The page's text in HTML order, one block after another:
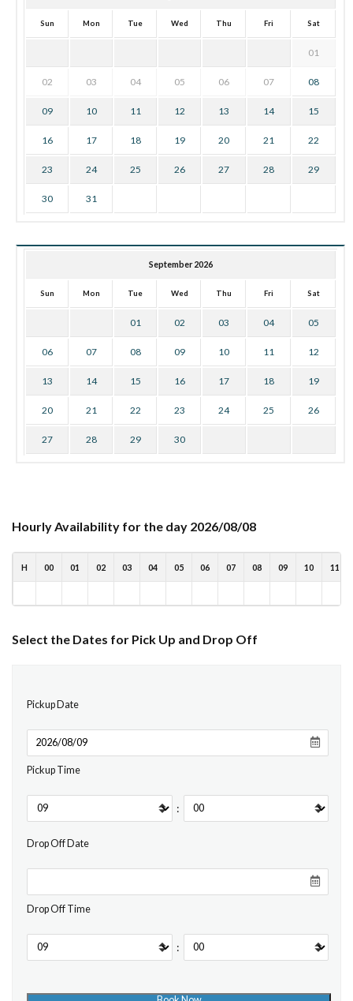
Sun Mon Tue Wed Thu Fri Sat
01
02 03 04 05 06 07 08
09 10 11 12 13 14 15
16 17 18 19 20 21 22
23 24 25 26 27 28 29
30 31
September 2026
Sun Mon Tue Wed Thu Fri Sat
01 02 03 04 05
06 07 08 09 10 11 12
13 14 15 16 17 18 19
20 21 22 23 24 25 26
27 28 29 30
Hourly Availability for the day 2026/08/08
H 00 01 02 03 04 05 06 07 08 09 10 11
Select the Dates for Pick Up and Drop Off
Pickup Date
Pickup Time
:
Drop Off Date
Drop Off Time
: